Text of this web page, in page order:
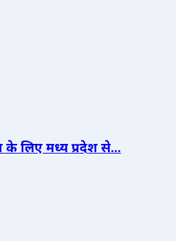
के लिए मध्य प्रदेश से...